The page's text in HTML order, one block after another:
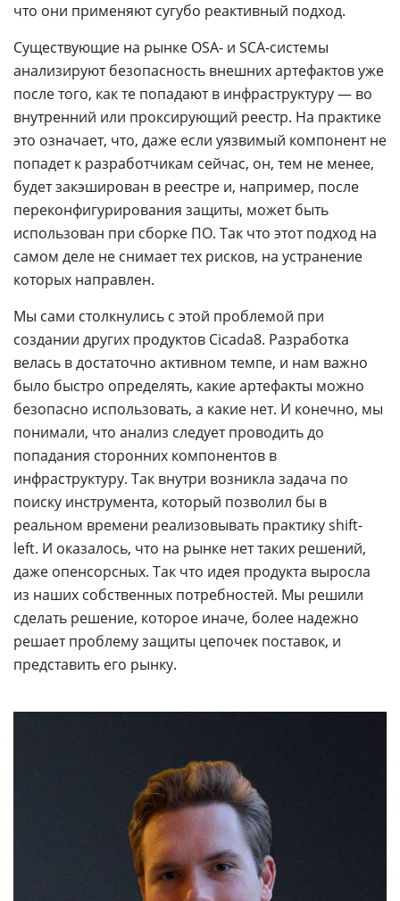
что они применяют сугубо реактивный подход.
Существующие на рынке OSA- и SCA-системы
анализируют безопасность внешних артефактов уже
после того, как те попадают в инфраструктуру — во
внутренний или проксирующий реестр. На практике
это означает, что, даже если уязвимый компонент не
попадет к разработчикам сейчас, он, тем не менее,
будет закэширован в реестре и, например, после
переконфигурирования защиты, может быть
использован при сборке ПО. Так что этот подход на
самом деле не снимает тех рисков, на устранение
которых направлен.
Мы сами столкнулись с этой проблемой при
создании других продуктов Cicada8. Разработка
велась в достаточно активном темпе, и нам важно
было быстро определять, какие артефакты можно
безопасно использовать, а какие нет. И конечно, мы
понимали, что анализ следует проводить до
попадания сторонних компонентов в
инфраструктуру. Так внутри возникла задача по
поиску инструмента, который позволил бы в
реальном времени реализовывать практику shift-
left. И оказалось, что на рынке нет таких решений,
даже опенсорсных. Так что идея продукта выросла
из наших собственных потребностей. Мы решили
сделать решение, которое иначе, более надежно
решает проблему защиты цепочек поставок, и
представить его рынку.